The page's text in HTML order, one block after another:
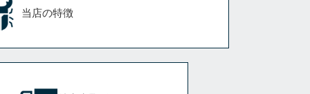
当店の特徴